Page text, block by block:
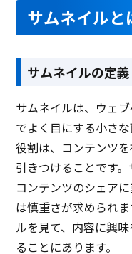
サムネイルと
サムネイルの定
サムネイルは、ウェ
でよく目にする小さ
役割は、コンテンツ
引きつけることです
コンテンツのシェア
は慎重さが求められ
ルを見て、内容に興
ることにあります。